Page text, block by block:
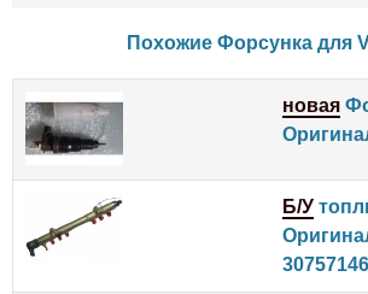
Похожие Форсунка для
новая
Б/У
30757146